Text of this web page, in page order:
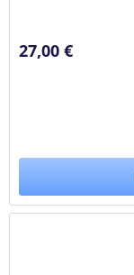
27,00 €